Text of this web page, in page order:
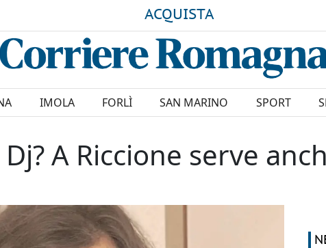
ACQUISTA
IMOLA FORLÌ SAN MARINO SPORT
A Riccione serve